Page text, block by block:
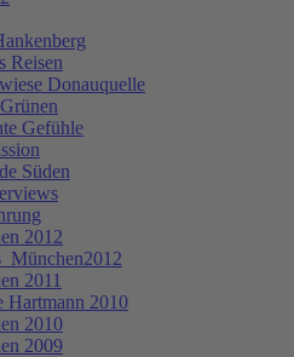
Reisen
Donauquelle
Gefühle
Süden
2012
2011
Hartmann 2010
2010
2009